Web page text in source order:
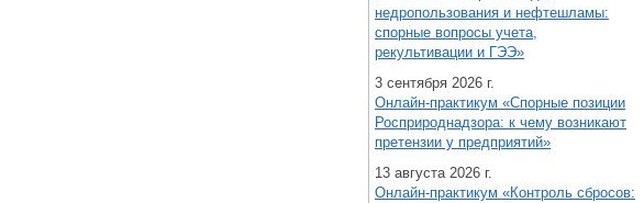
недропользования и нефтешламы:
спорные вопросы учета,
рекультивации и ГЭЭ»
3 сентября 2026 г.
Онлайн-практикум «Спорные позиции
Росприроднадзора: к чему возникают
претензии у предприятий»
13 августа 2026 г.
Онлайн-практикум «Контроль сбросов: